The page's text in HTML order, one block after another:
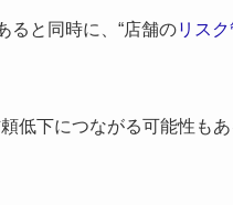
ると同時に、“店舗のリス
低下につながる可能性も